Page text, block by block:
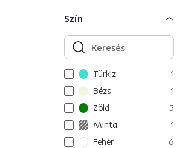
Szín
Türkiz
1
Bézs
1
Zöld
5
Minta
1
Fehér
6